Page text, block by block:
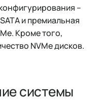
–
и премиальная
Кроме того,
NVMe дисков.
системы